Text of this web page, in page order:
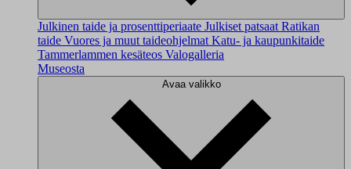
Julkinen taide ja prosenttiperiaate Julkiset patsaat Ratikan
taide Vuores ja muut taideohjelmat Katu- ja kaupunkitaide
Tammerlammen kesäteos Valogalleria
Museosta
Avaa valikko